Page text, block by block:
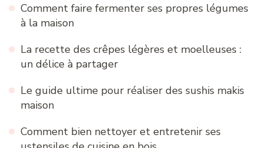
Comment faire fermenter ses propres légumes
à la maison
La recette des crêpes légères et moelleuses :
un délice à partager
Le guide ultime pour réaliser des sushis makis
maison
Comment bien nettoyer et entretenir ses